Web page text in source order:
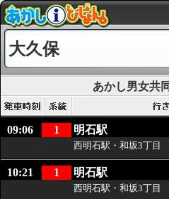
大久保
あかし男女共
09:06 1 明石駅
西明石駅・和坂3丁目
10:21 1 明石駅
西明石駅・和坂3丁目